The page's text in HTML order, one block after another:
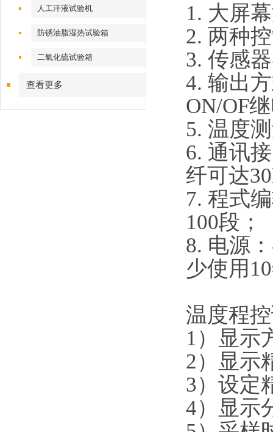
人工汗液试验机
防锈油脂湿热试验箱
二氧化硫试验箱
查看更多
1. 大屏
2. 两种
3. 传感
4. 输出
ON/OF
5. 温度
6. 通讯
纤可达
7. 程式
100段；
8. 电源
少使用
温度程
1）显示
2）显
3）设
4）显